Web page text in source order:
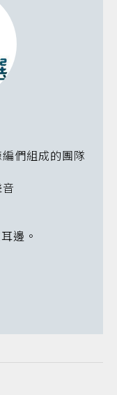
們組成的團隊
邊。